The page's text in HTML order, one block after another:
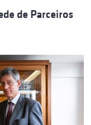
de Parceiros